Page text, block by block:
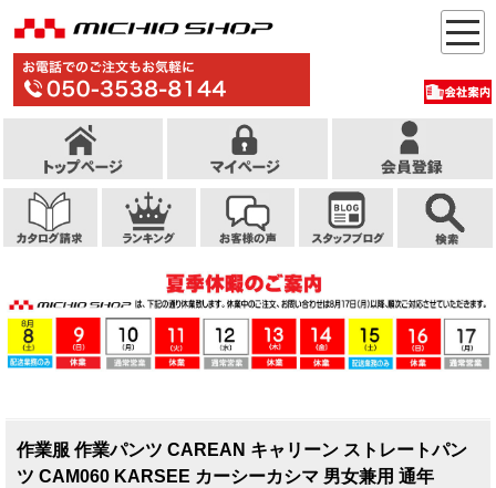
作業服 作業パンツ CAREAN キャリーン ストレートパン
ツ CAM060 KARSEE カーシーカシマ 男女兼用 通年